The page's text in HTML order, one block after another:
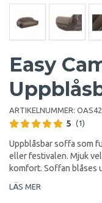
Easy
ARTIKELNUMMER:
5 (1)
Uppblåsbar soffa som
eller festivalen. Mjuk
komfort. Soffan blåses
LÄS MER